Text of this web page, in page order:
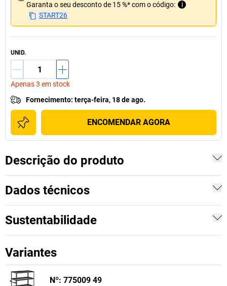
Garanta o seu desconto de 15 %* com o código:
i
START26
UNID.
Apenas 3 em stock
Fornecimento: terça-feira, 18 de ago.
ENCOMENDAR AGORA
Descrição do produto
Dados técnicos
Sustentabilidade
Variantes
Nº: 775009 49